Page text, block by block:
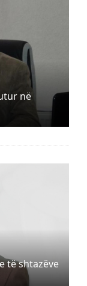
në
të shtazëve